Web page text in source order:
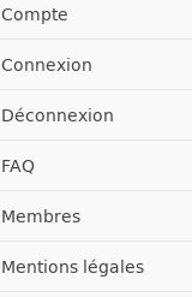
Compte
Connexion
Déconnexion
FAQ
Membres
Mentions légales